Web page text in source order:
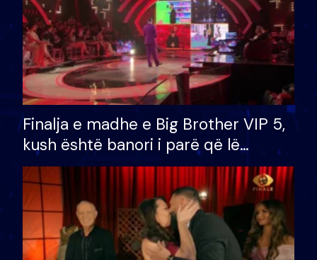
Finalja e madhe e Big Brother VIP 5,
kush është banori i parë që lë
shtëpinë dhe humb mundësinë për
të fituar çmimin e madh